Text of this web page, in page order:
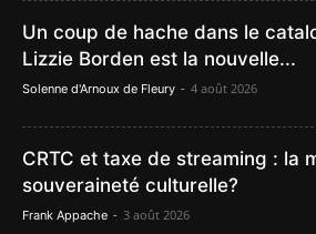
Un coup de hache dans le
Lizzie Borden est la nouvelle...
Solenne d'Arnoux de Fleury - 4 août 2026
CRTC et taxe de streaming : la
souveraineté culturelle?
Frank Appache - 3 août 2026